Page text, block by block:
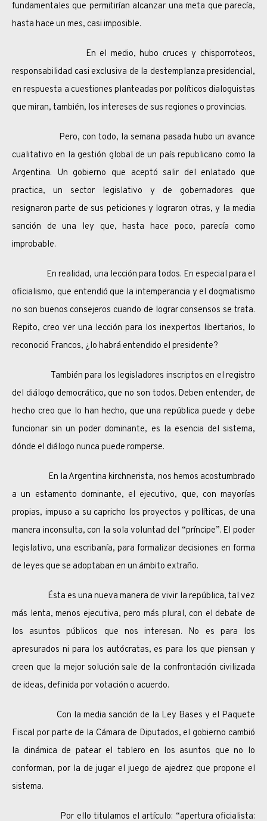
fundamentales que permitirían alcanzar una meta que parecía,
hasta hace un mes, casi imposible.
En el medio, hubo cruces y chisporroteos,
responsabilidad casi exclusiva de la destemplanza presidencial,
en respuesta a cuestiones planteadas por políticos dialoguistas
que miran, también, los intereses de sus regiones o provincias.
Pero, con todo, la semana pasada hubo un avance
cualitativo en la gestión global de un país republicano como la
Argentina. Un gobierno que aceptó salir del enlatado que
practica, un sector legislativo y de gobernadores que
resignaron parte de sus peticiones y lograron otras, y la media
sanción de una ley que, hasta hace poco, parecía como
improbable.
En realidad, una lección para todos. En especial para el
oficialismo, que entendió que la intemperancia y el dogmatismo
no son buenos consejeros cuando de lograr consensos se trata.
Repito, creo ver una lección para los inexpertos libertarios, lo
reconoció Francos, ¿lo habrá entendido el presidente?
También para los legisladores inscriptos en el registro
del diálogo democrático, que no son todos. Deben entender, de
hecho creo que lo han hecho, que una república puede y debe
funcionar sin un poder dominante, es la esencia del sistema,
dónde el diálogo nunca puede romperse.
En la Argentina kirchnerista, nos hemos acostumbrado
a un estamento dominante, el ejecutivo, que, con mayorías
propias, impuso a su capricho los proyectos y políticas, de una
manera inconsulta, con la sola voluntad del “príncipe”. El poder
legislativo, una escribanía, para formalizar decisiones en forma
de leyes que se adoptaban en un ámbito extraño.
Ésta es una nueva manera de vivir la república, tal vez
más lenta, menos ejecutiva, pero más plural, con el debate de
los asuntos públicos que nos interesan. No es para los
apresurados ni para los autócratas, es para los que piensan y
creen que la mejor solución sale de la confrontación civilizada
de ideas, definida por votación o acuerdo.
Con la media sanción de la Ley Bases y el Paquete
Fiscal por parte de la Cámara de Diputados, el gobierno cambió
la dinámica de patear el tablero en los asuntos que no lo
conforman, por la de jugar el juego de ajedrez que propone el
sistema.
Por ello titulamos el artículo: “apertura oficialista: